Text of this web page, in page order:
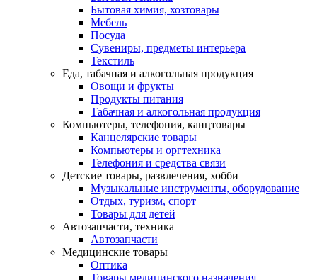
Бытовая химия, хозтовары
Мебель
Посуда
Сувениры, предметы интерьера
Текстиль
Еда, табачная и алкогольная продукция
Овощи и фрукты
Продукты питания
Табачная и алкогольная продукция
Компьютеры, телефония, канцтовары
Канцелярские товары
Компьютеры и оргтехника
Телефония и средства связи
Детские товары, развлечения, хобби
Музыкальные инструменты, оборудование
Отдых, туризм, спорт
Товары для детей
Автозапчасти, техника
Автозапчасти
Медицинские товары
Оптика
Товары медицинского назначения